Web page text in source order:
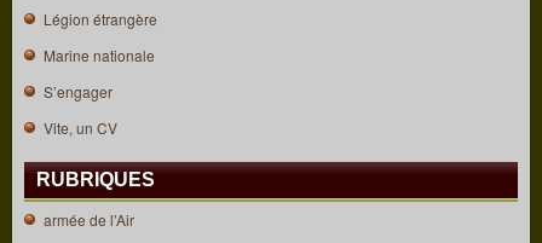
Légion étrangère
Marine nationale
S’engager
Vite, un CV
RUBRIQUES
armée de l’Air